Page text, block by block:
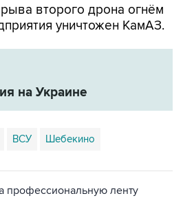
второго дрона огнём
уничтожен КамАЗ.
на Украине
ВСУ Шебекино
профессиональную ленту